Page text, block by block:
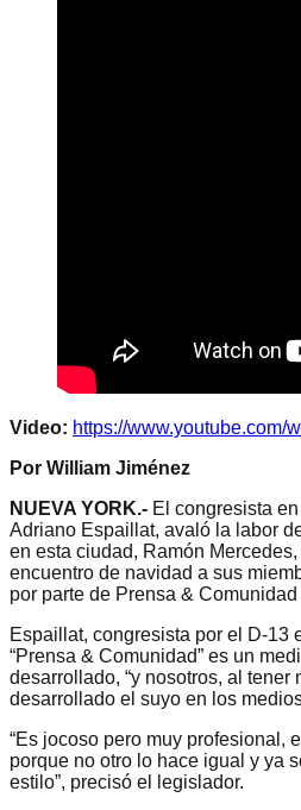
Video: https://www.youtube.com/
Por William Jiménez
NUEVA YORK.- El congresista
Adriano Espaillat, avaló la labor
en esta ciudad, Ramón
encuentro de navidad a sus
por parte de Prensa &
Espaillat, congresista por el D-13
“Prensa & Comunidad” es un
desarrollado, “y nosotros, al tener
desarrollado el suyo en los
“Es jocoso pero muy profesional,
porque no otro lo hace igual y ya
estilo”, precisó el legislador.